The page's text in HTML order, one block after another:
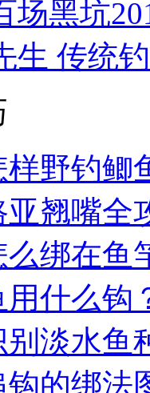
场黑坑
生 传统
野钓鲫
亚翘嘴全
么绑在鱼
用什么钩
别淡水鱼
钩的绑法